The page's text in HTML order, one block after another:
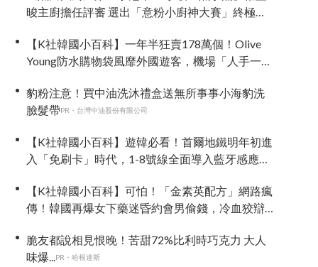
晙主廚擔任評審 選出「意粉小廚神大賽」終極冠
【K社韓國小百科】一年半狂賣178萬個！Olive
Young防水購物袋風靡外國遊客，機場「人手一
豹粉注意！買中油洗沐禮盒送無所事事小海豹洗
臉髮帶PR・台灣中油股份有限公司
【K社韓國小百科】遊韓必看！首爾地鐵明年初進
入「免刷卡」時代，1-8號線全面導入藍牙感應：
【K社韓國小百科】可怕！「金素英配方」網路瘋
傳！韓國再爆女下藥迷昏約會男偷錢，冷血狡辯
脆友都說相見恨晚！苦甜72%比利時巧克力 大人
味爆...
PR・哈根達斯